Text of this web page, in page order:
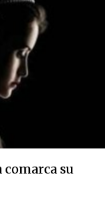
comarca su